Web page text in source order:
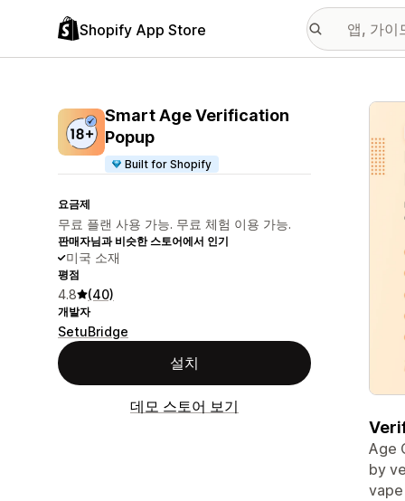
Shopify App Store
Smart Age Verification
Popup
Built for Shopify
요금제
무료 플랜 사용 가능. 무료 체험 이용 가능.
판매자님과 비슷한 스토어에서 인기
미국 소재
평점
4.8 (40)
개발자
SetuBridge
설치
데모 스토어 보기
추천
Age
by